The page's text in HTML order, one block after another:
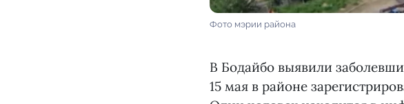
Фото мэрии района
В Бодайбо выявили
15 мая в районе